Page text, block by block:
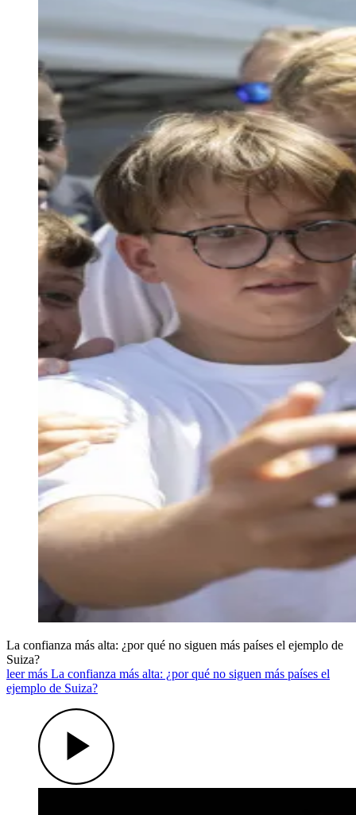
La confianza más alta: ¿por qué no siguen más países el ejemplo de
Suiza?
leer más La confianza más alta: ¿por qué no siguen más países el
ejemplo de Suiza?